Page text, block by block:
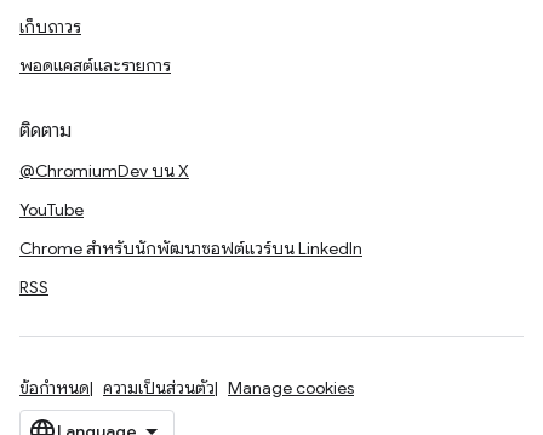
เก็บถาวร
พอดแคสต์และรายการ
ติดตาม
@ChromiumDev บน X
YouTube
Chrome สำหรับนักพัฒนาซอฟต์แวร์บน LinkedIn
RSS
ข้อกำหนด ความเป็นส่วนตัว Manage cookies